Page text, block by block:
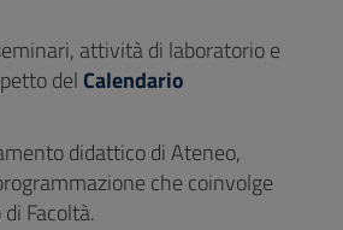
attività di laboratorio e
del Calendario
didattico di Ateneo,
che coinvolge
Facoltà.